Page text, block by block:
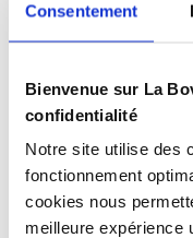
Consentement
Bienvenue sur La
confidentialité
Notre site utilise des
fonctionnement
cookies nous
meilleure expérience
Pince à escargots
Longueur
Matière
Documents